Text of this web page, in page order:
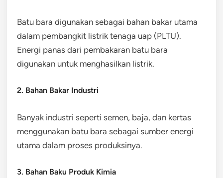
Batu bara digunakan sebagai bahan bakar utama
dalam pembangkit listrik tenaga uap (PLTU).
Energi panas dari pembakaran batu bara
digunakan untuk menghasilkan listrik.
2. Bahan Bakar Industri
Banyak industri seperti semen, baja, dan kertas
menggunakan batu bara sebagai sumber energi
utama dalam proses produksinya.
3. Bahan Baku Produk Kimia